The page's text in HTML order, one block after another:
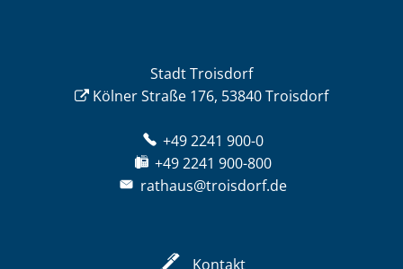
Stadt Troisdorf
Kölner Straße 176, 53840 Troisdorf
+49 2241 900-0
+49 2241 900-800
rathaus@troisdorf.de
Kontakt